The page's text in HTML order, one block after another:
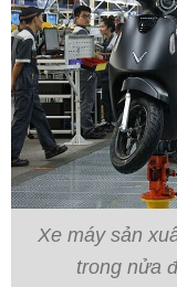
Xe máy sản
trong nửa